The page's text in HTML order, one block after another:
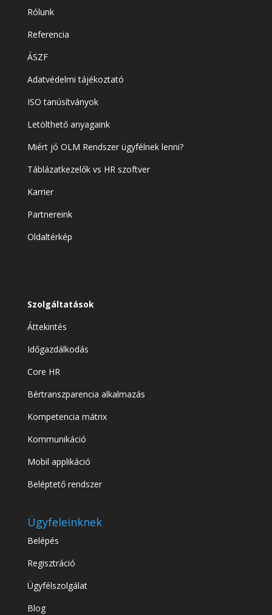
Rólunk
Referencia
ÁSZF
Adatvédelmi tájékoztató
ISO tanúsítványok
Letölthető anyagaink
Miért jó OLM Rendszer ügyfélnek lenni?
Táblázatkezelők vs HR szoftver
Karrier
Partnereink
Oldaltérkép
Szolgáltatások
Áttekintés
Időgazdálkodás
Core HR
Bértranszparencia alkalmazás
Kompetencia mátrix
Kommunikáció
Mobil applikáció
Beléptető rendszer
Ügyfeleinknek
Belépés
Regisztráció
Ügyfélszolgálat
Blog